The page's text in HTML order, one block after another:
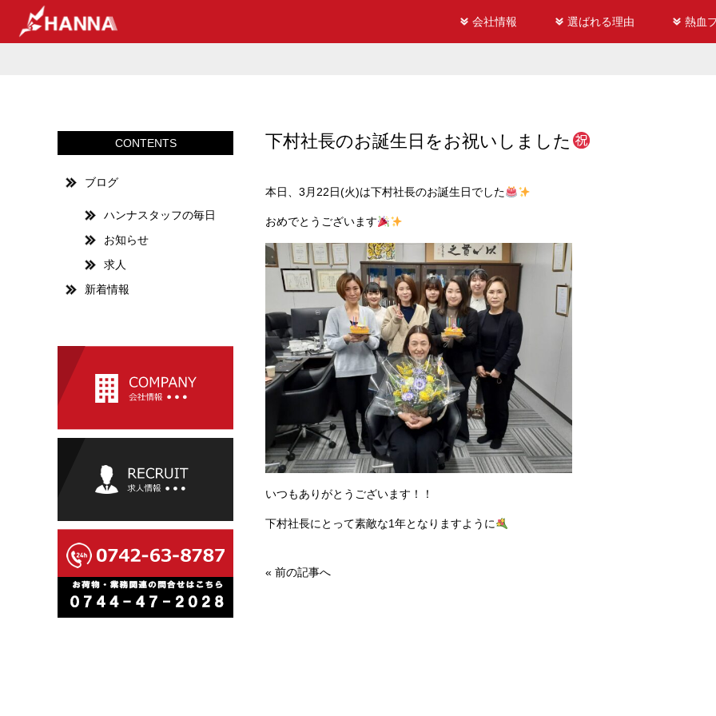
会社情報 選ばれる理由 熱血
下村社長のお誕生日をお祝いしました
本日、3月22日(火)は下村社長のお誕生日でした
おめでとうございます
いつもありがとうございます！！
下村社長にとって素敵な1年となりますように
« 前の記事へ
CONTENTS
ブログ
ハンナスタッフの毎日
お知らせ
求人
新着情報